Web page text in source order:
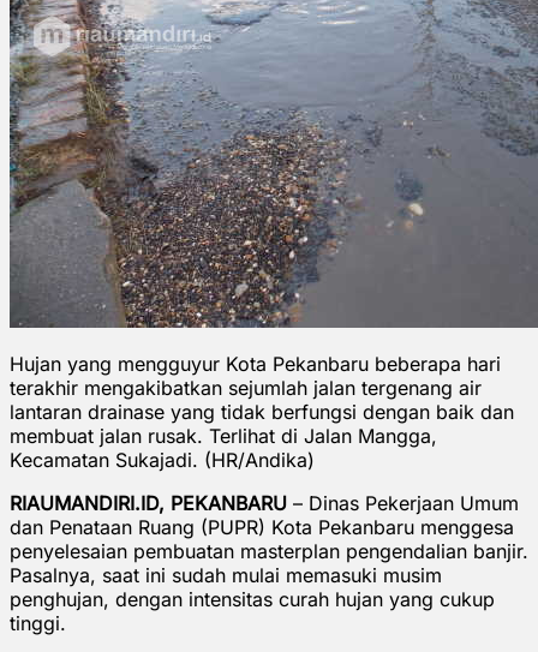
Hujan yang mengguyur Kota Pekanbaru beberapa hari
terakhir mengakibatkan sejumlah jalan tergenang air
lantaran drainase yang tidak berfungsi dengan baik dan
membuat jalan rusak. Terlihat di Jalan Mangga,
Kecamatan Sukajadi. (HR/Andika)
RIAUMANDIRI.ID, PEKANBARU – Dinas Pekerjaan Umum
dan Penataan Ruang (PUPR) Kota Pekanbaru menggesa
penyelesaian pembuatan masterplan pengendalian banjir.
Pasalnya, saat ini sudah mulai memasuki musim
penghujan, dengan intensitas curah hujan yang cukup
tinggi.